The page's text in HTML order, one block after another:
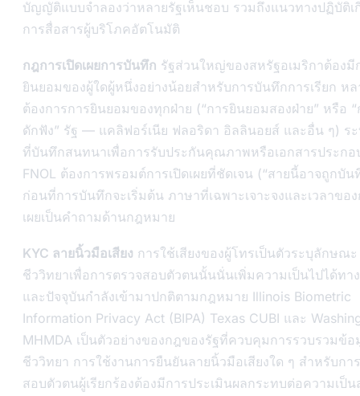
บัญญัติแบบจำลองว่าหลายรัฐเห็นชอบ รวมถึงแนวทางปฏิบัติเ
การสื่อสารผู้บริโภคอัตโนมัติ
กฎการเปิดเผยการบันทึก รัฐส่วนใหญ่ของสหรัฐอเมริกาต้องมี
ยินยอมของผู้ใดผู้หนึ่งอย่างน้อยสำหรับการบันทึกการเรียก ห
ต้องการการยินยอมของทุกฝ่าย (“การยินยอมสองฝ่าย” หรือ “
ดักฟัง” รัฐ — แคลิฟอร์เนีย ฟลอริดา อิลลินอยส์ และอื่น ๆ) ระ
ที่บันทึกสนทนาเพื่อการรับประกันคุณภาพหรือเอกสารประกอ
FNOL ต้องการพรอมต์การเปิดเผยที่ชัดเจน (“สายนี้อาจถูกบัน
ก่อนที่การบันทึกจะเริ่มต้น ภาษาที่เฉพาะเจาะจงและเวลาของ
เผยเป็นคำถามด้านกฎหมาย
KYC ลายนิ้วมือเสียง การใช้เสียงของผู้โทรเป็นตัวระบุลักษณะ
ชีววิทยาเพื่อการตรวจสอบตัวตนนั้นนั่นเพิ่มความเป็นไปได้ทา
และปัจจุบันกำลังเข้ามาปกติตามกฎหมาย Illinois Biometric
Information Privacy Act (BIPA) Texas CUBI และ
MHMDA เป็นตัวอย่างของกฎของรัฐที่ควบคุมการรวบรวมข้อ
ชีววิทยา การใช้งานการยืนยันลายนิ้วมือเสียงใด ๆ สำหรับกา
สอบตัวตนผู้เรียกร้องต้องมีการประเมินผลกระทบต่อความเป็